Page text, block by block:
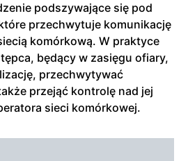
podszywające się pod
przechwytuje komunikację
komórkową. W praktyce
będący w zasięgu ofiary,
przechwytywać
przejąć kontrolę nad jej
sieci komórkowej.